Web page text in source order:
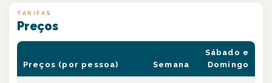
TARIFAS
Preços
Preços (por pessoa) Semana
Sábado e
Domingo